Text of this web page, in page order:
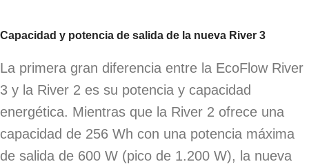
Capacidad y potencia de salida de la nueva River 3
La primera gran diferencia entre la EcoFlow River
3 y la River 2 es su potencia y capacidad
energética. Mientras que la River 2 ofrece una
capacidad de 256 Wh con una potencia máxima
de salida de 600 W (pico de 1.200 W), la nueva